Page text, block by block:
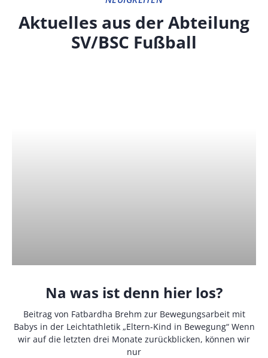
Aktuelles aus der Abteilung
SV/BSC Fußball
Na was ist denn hier los?
Beitrag von Fatbardha Brehm zur Bewegungsarbeit mit
Babys in der Leichtathletik „Eltern-Kind in Bewegung“ Wenn
wir auf die letzten drei Monate zurückblicken, können wir
nur